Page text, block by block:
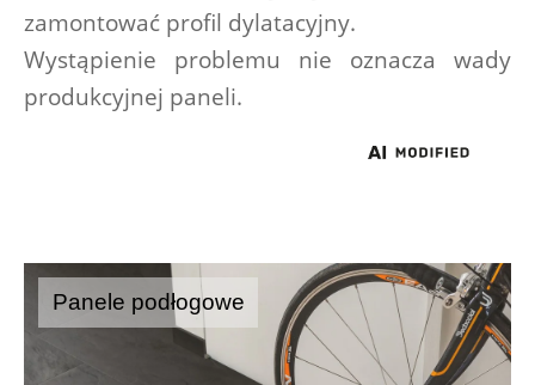
zamontować profil dylatacyjny.
Wystąpienie problemu nie oznacza wady
produkcyjnej paneli.
Panele podłogowe